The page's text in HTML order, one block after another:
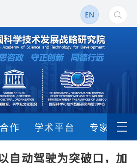
作 学术平台 专家队伍
自动驾驶为突破口，加